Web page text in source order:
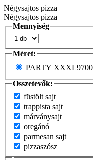
Négysajtos pizza
Négysajtos pizza
Mennyiség
Méret:
PARTY XXXL9700
Összetevők:
füstölt sajt
trappista sajt
márványsajt
oregánó
parmesan sajt
pizzaszósz